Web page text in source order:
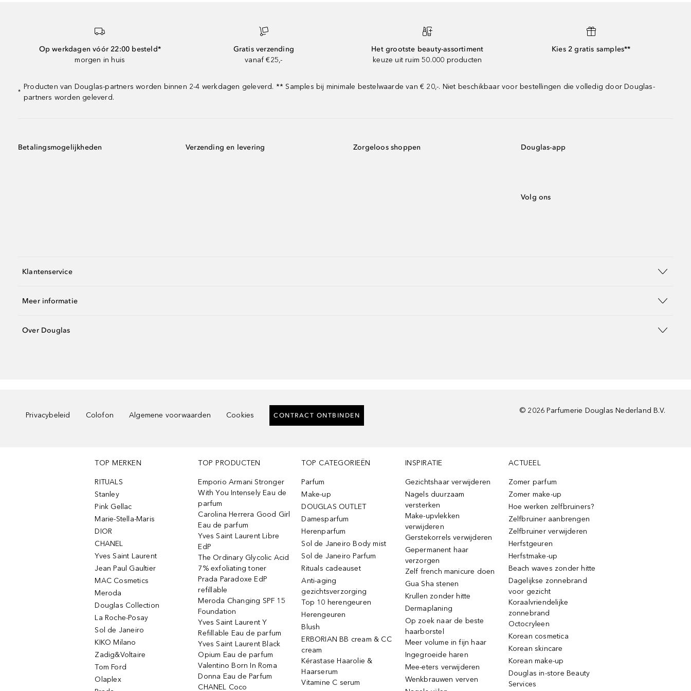
Op werkdagen vóór 22:00 besteld*
morgen in huis
Gratis verzending
vanaf €25,-
Het grootste beauty-assortiment
keuze uit ruim 50.000 producten
Kies 2 gratis samples**
*
Producten van Douglas-partners worden binnen 2-4 werkdagen geleverd. ** Samples bij minimale bestelwaarde van € 20,-. Niet beschikbaar voor bestellingen die volledig door Douglas-
partners worden geleverd.
Betalingsmogelijkheden Verzending en levering Zorgeloos shoppen Douglas-app
Volg ons
Klantenservice
Meer informatie
Over Douglas
Privacybeleid Colofon Algemene voorwaarden Cookies CONTRACT ONTBINDEN
© 2026 Parfumerie Douglas Nederland B.V.
TOP MERKEN
RITUALS
Stanley
Pink Gellac
Marie-Stella-Maris
DIOR
CHANEL
Yves Saint Laurent
Jean Paul Gaultier
MAC Cosmetics
Meroda
Douglas Collection
La Roche-Posay
Sol de Janeiro
KIKO Milano
Zadig&Voltaire
Tom Ford
Olaplex
TOP PRODUCTEN
Emporio Armani Stronger
With You Intensely Eau de
parfum
Carolina Herrera Good Girl
Eau de parfum
Yves Saint Laurent Libre
EdP
The Ordinary Glycolic Acid
7% exfoliating toner
Prada Paradoxe EdP
refillable
Meroda Changing SPF 15
Foundation
Yves Saint Laurent Y
Refillable Eau de parfum
Yves Saint Laurent Black
Opium Eau de parfum
Valentino Born In Roma
Donna Eau de Parfum
CHANEL Coco
TOP CATEGORIEËN
Parfum
Make-up
DOUGLAS OUTLET
Damesparfum
Herenparfum
Sol de Janeiro Body mist
Sol de Janeiro Parfum
Rituals cadeauset
Anti-aging
gezichtsverzorging
Top 10 herengeuren
Herengeuren
Blush
ERBORIAN BB cream & CC
cream
Kérastase Haarolie &
Haarserum
Vitamine C serum
INSPIRATIE
Gezichtshaar verwijderen
Nagels duurzaam
versterken
Make-upvlekken
verwijderen
Gerstekorrels verwijderen
Gepermanent haar
verzorgen
Zelf french manicure doen
Gua Sha stenen
Krullen zonder hitte
Dermaplaning
Op zoek naar de beste
haarborstel
Meer volume in fijn haar
Ingegroeide haren
Mee-eters verwijderen
Wenkbrauwen verven
ACTUEEL
Zomer parfum
Zomer make-up
Hoe werken zelfbruiners?
Zelfbruiner aanbrengen
Zelfbruiner verwijderen
Herfstgeuren
Herfstmake-up
Beach waves zonder hitte
Dagelijkse zonnebrand
voor gezicht
Koraalvriendelijke
zonnebrand
Octocryleen
Korean cosmetica
Korean skincare
Korean make-up
Douglas in-store Beauty
Services